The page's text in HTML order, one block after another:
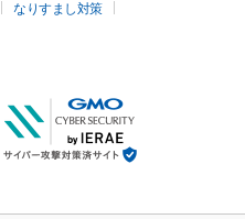
なりすまし対策